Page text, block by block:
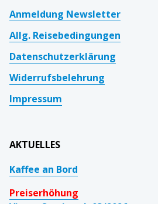
Anmeldung Newsletter
Allg. Reisebedingungen
Datenschutzerklärung
Widerrufsbelehrung
Impressum
AKTUELLES
Kaffee an Bord
Preiserhöhung